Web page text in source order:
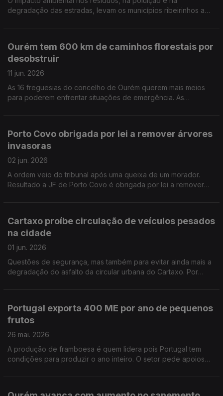
degradação das estradas, levam os municípios ribeirinhos a
Ourém tem 600 km de caminhos florestais por
desobstruir
11 jun. 2026
As 16 freguesias do concelho de Ourém querem mais meios
para poderem enfrentar situações de emergência. As
Porto Covo obrigada por lei a remover árvores
invasoras
02 jun. 2026
A ordem veio do tribunal após uma queixa de um morador.
Resultado a JF de Porto Covo é obrigada por lei a remover
Cartaxo proíbe circulação de veículos pesados
na cidade
01 jun. 2026
Questões de segurança, mas também para evitar ainda mais a
degradação do asfalto da circular urbana do Cartaxo. Por
Portugal exporta 400 ME por ano de pequenos
frutos
26 mai. 2026
A produção de framboesa é quem lidera pois Portugal tem
condições para produzir o ano inteiro. O setor pede apoios